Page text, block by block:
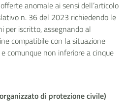
anomale ai sensi dell’articolo
n. 36 del 2023 richiedendo le
per iscritto, assegnando al
compatibile con la situazione
comunque non inferiore a cinque
di protezione civile)